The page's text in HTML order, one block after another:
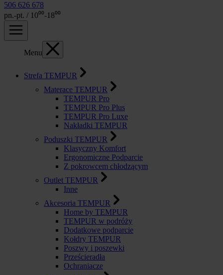
506 626 678
pn.-pt. / 10⁰⁰-18⁰⁰
Menu
Strefa TEMPUR
Materace TEMPUR
TEMPUR Pro
TEMPUR Pro Plus
TEMPUR Pro Luxe
Nakładki TEMPUR
Poduszki TEMPUR
Klasyczny Komfort
Ergonomiczne Podparcie
Z pokrowcem chłodzącym
Outlet TEMPUR
Inne
Akcesoria TEMPUR
Home by TEMPUR
TEMPUR w podróży
Dodatkowe podparcie
Kołdry TEMPUR
Poszwy i poszewki
Prześcieradła
Ochraniacze